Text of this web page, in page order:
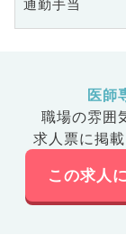
通勤手当
医師
職場の雰囲
求人票に掲
この求人